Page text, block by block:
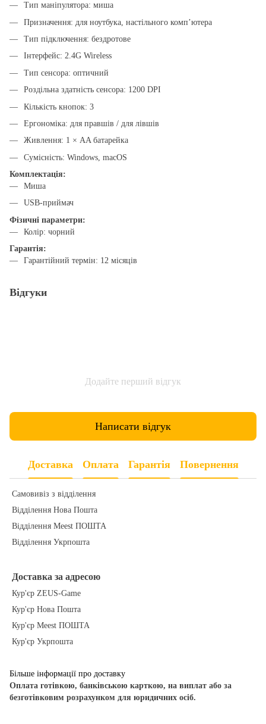
Тип маніпулятора: миша
Призначення: для ноутбука, настільного комп’ютера
Тип підключення: бездротове
Інтерфейс: 2.4G Wireless
Тип сенсора: оптичний
Роздільна здатність сенсора: 1200 DPI
Кількість кнопок: 3
Ергономіка: для правшів / для лівшів
Живлення: 1 × AA батарейка
Сумісність: Windows, macOS
Комплектація:
Миша
USB-приймач
Фізичні параметри:
Колір: чорний
Гарантія:
Гарантійний термін: 12 місяців
Відгуки
Додайте перший відгук
Написати відгук
Доставка Оплата Гарантія Повернення
Самовивіз з відділення
Відділення Нова Пошта
Відділення Meest ПОШТА
Відділення Укрпошта
Доставка за адресою
Кур'єр ZEUS-Game
Кур'єр Нова Пошта
Кур'єр Meest ПОШТА
Кур'єр Укрпошта
Більше інформації про доставку
Оплата готівкою, банківською карткою, на виплат або за
безготівковим розрахунком для юридичних осіб.